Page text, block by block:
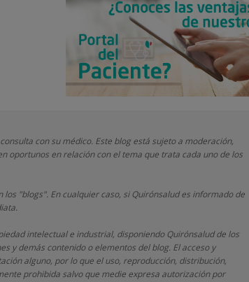
con su médico. Este blog está sujeto a moderación,
oportunos en relación con el tema que trata cada uno de los
"blogs". En cualquier caso, si Quirónsaludes informado de
intelectual e industrial, disponiendoQuirónsaludde los
y demás contenido o elementos del blog. El acceso y
alguno, por lo que el uso, reproducción, distribución,
prohibida salvo que medie expresa autorización por